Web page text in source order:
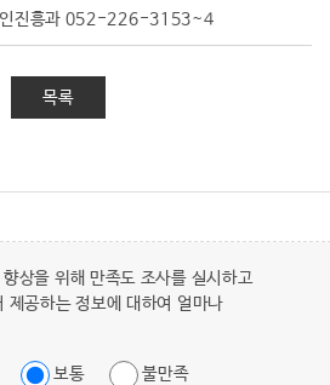
인진흥과 052-226-3153~4
목록
상을 위해 만족도 조사를 실시하고
제공하는 정보에 대하여 얼마나
보통 불만족